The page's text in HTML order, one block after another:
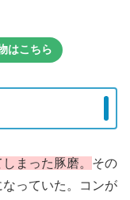
はこちら
まった豚磨。 その
っていた。コンが